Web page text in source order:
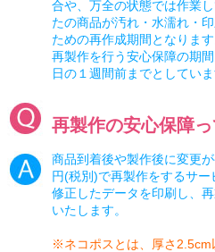
合や、万全の状態では作業
たの商品が汚れ・水濡れ・
ための再作成期間となります
再製作を行う安心保障の期
日の１週間前までとしていま
再製作の安心保障
商品到着後や製作後に変更
円(税別)で再製作をするサー
修正したデータを印刷し、
いたします。
※ネコポスとは、厚さ2.5cm